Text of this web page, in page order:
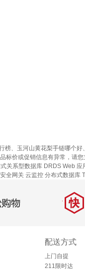
榜、玉河山黄花梨手链哪个
标价或促销信息有异常，请您
关系型数据库 DRDS Web 应
全网关 云监控 分布式数据库
物 快
配送方式
上门自提
211限时达